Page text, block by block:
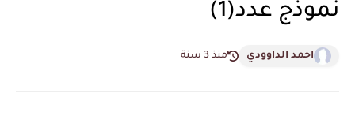
نموذج عدد(1)
احمد الداوودي منذ 3 سنة